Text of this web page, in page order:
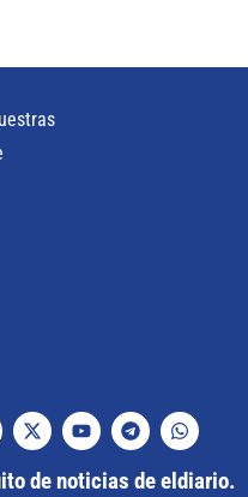
de noticias de eldiario.